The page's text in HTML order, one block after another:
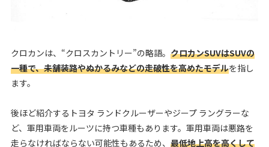
クロカンは、“クロスカントリー”の略語。 クロカンSUVはSUVの
一種で、未舗装路やぬかるみなどの走破性を高めたモデルを指し
ます。
後ほど紹介するトヨタ ランドクルーザーやジープ ラングラーな
ど、軍用車両をルーツに持つ車種もあります。軍用車両は悪路を
走らなければならない可能性もあるため、 最低地上高を高くして